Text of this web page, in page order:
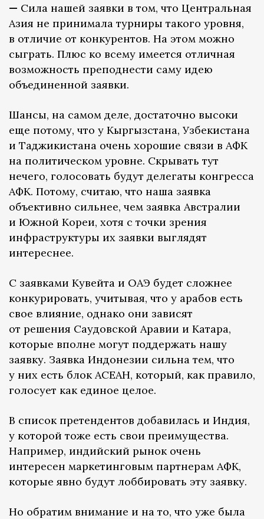
— Сила нашей заявки в том, что Центральная
Азия не принимала турниры такого уровня,
в отличие от конкурентов. На этом можно
сыграть. Плюс ко всему имеется отличная
возможность преподнести саму идею
объединенной заявки.
Шансы, на самом деле, достаточно высоки
еще потому, что у Кыргызстана, Узбекистана
и Таджикистана очень хорошие связи в АФК
на политическом уровне. Скрывать тут
нечего, голосовать будут делегаты конгресса
АФК. Потому, считаю, что наша заявка
объективно сильнее, чем заявка Австралии
и Южной Кореи, хотя с точки зрения
инфраструктуры их заявки выглядят
интереснее.
С заявками Кувейта и ОАЭ будет сложнее
конкурировать, учитывая, что у арабов есть
свое влияние, однако они зависят
от решения Саудовской Аравии и Катара,
которые вполне могут поддержать нашу
заявку. Заявка Индонезии сильна тем, что
у них есть блок АСЕАН, который, как правило,
голосует как единое целое.
В список претендентов добавилась и Индия,
у которой тоже есть свои преимущества.
Например, индийский рынок очень
интересен маркетинговым партнерам АФК,
которые явно будут лоббировать эту заявку.
Но обратим внимание и на то, что уже была